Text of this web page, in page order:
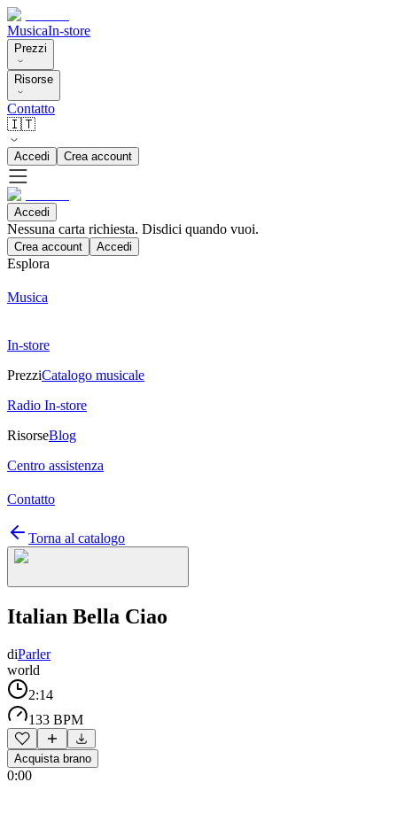
MusicaIn-store
Prezzi
Risorse
Contatto
🇮🇹
Accedi Crea account
Accedi
Nessuna carta richiesta. Disdici quando vuoi.
Crea account Accedi
Esplora
Musica
In-store
PrezziCatalogo musicale
Radio In-store
RisorseBlog
Centro assistenza
Contatto
Torna al catalogo
Italian Bella Ciao
diParler
world
2:14
133 BPM
Acquista brano
0:00